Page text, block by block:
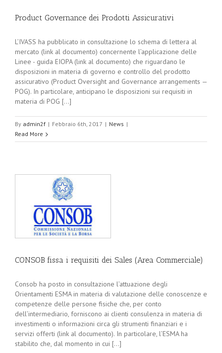
Product Governance dei Prodotti Assicurativi
L’IVASS ha pubblicato in consultazione lo schema di lettera al
mercato (link al documento) concernente l’applicazione delle
Linee - guida EIOPA (link al documento) che riguardano le
disposizioni in materia di governo e controllo del prodotto
assicurativo (Product Oversight and Governance arrangements —
POG). In particolare, anticipano le disposizioni sui requisiti in
materia di POG [...]
By admin2f | Febbraio 6th, 2017 | News |
Read More
CONSOB fissa i requisiti dei Sales (Area Commerciale)
Consob ha posto in consultazione l’attuazione degli
Orientamenti ESMA in materia di valutazione delle conoscenze e
competenze delle persone fisiche che, per conto
dell’intermediario, forniscono ai clienti consulenza in materia di
investimenti o informazioni circa gli strumenti finanziari e i
servizi offerti (link al documento). In particolare, l’ESMA ha
stabilito che, dal momento in cui [...]